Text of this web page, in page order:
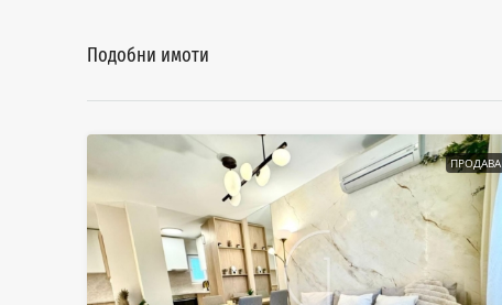
Подобни имоти
ПРОДАВА